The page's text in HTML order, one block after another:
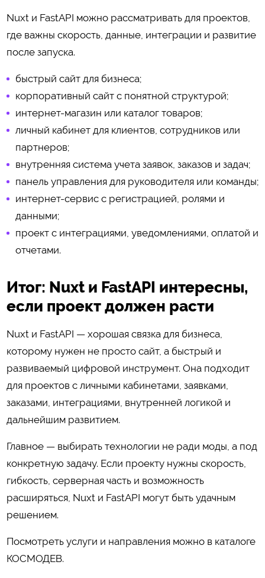
Nuxt и FastAPI можно рассматривать для проектов,
где важны скорость, данные, интеграции и развитие
после запуска.
быстрый сайт для бизнеса;
корпоративный сайт с понятной структурой;
интернет-магазин или каталог товаров;
личный кабинет для клиентов, сотрудников или
партнеров;
внутренняя система учета заявок, заказов и задач;
панель управления для руководителя или команды;
интернет-сервис с регистрацией, ролями и
данными;
проект с интеграциями, уведомлениями, оплатой и
отчетами.
Итог: Nuxt и FastAPI интересны,
если проект должен расти
Nuxt и FastAPI — хорошая связка для бизнеса,
которому нужен не просто сайт, а быстрый и
развиваемый цифровой инструмент. Она подходит
для проектов с личными кабинетами, заявками,
заказами, интеграциями, внутренней логикой и
дальнейшим развитием.
Главное — выбирать технологии не ради моды, а под
конкретную задачу. Если проекту нужны скорость,
гибкость, серверная часть и возможность
расширяться, Nuxt и FastAPI могут быть удачным
решением.
Посмотреть услуги и направления можно в каталоге
КОСМОДЕВ.